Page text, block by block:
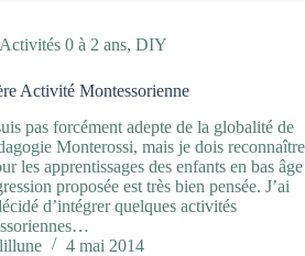
Activités 0 à 2 ans,DIY
Activité Montessorienne
pas forcément adepte de la globalité de
Monterossi, mais je dois reconnaître
les apprentissages des enfants en bas âge
proposée est très bien pensée. J’ai
d’intégrer quelques activités
lillune
4 mai 2014